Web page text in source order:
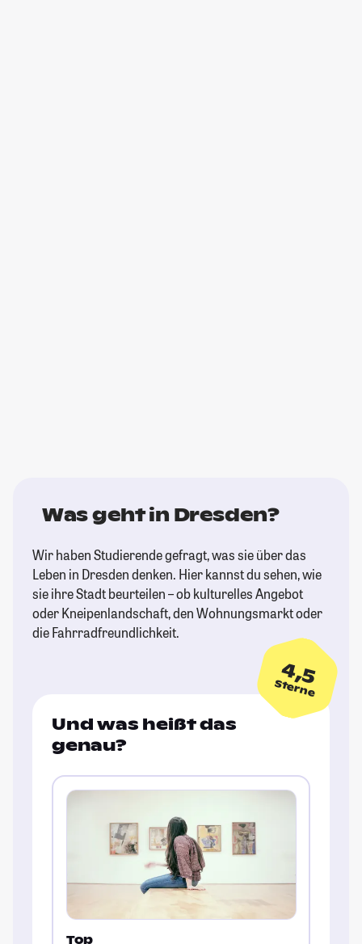
Was geht in Dresden?
Wir haben Studierende gefragt, was sie über das
Leben in Dresden denken. Hier kannst du sehen, wie
sie ihre Stadt beurteilen – ob kulturelles Angebot
oder Kneipenlandschaft, den Wohnungsmarkt oder
die Fahrradfreundlichkeit.
4,5
Sterne
Und was heißt das
genau?
Top